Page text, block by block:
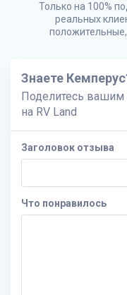
Только на 100%
реальных
Знаете
Поделитесь вашим
на RV Land
Заголовок отзыва
Что понравилось